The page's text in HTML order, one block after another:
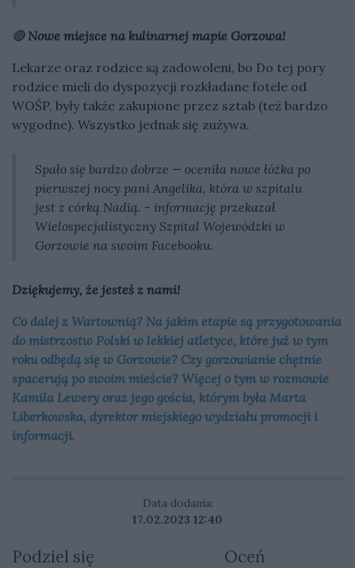
🔴 Nowe miejsce na kulinarnej mapie Gorzowa!
Lekarze oraz rodzice są zadowoleni, bo Do tej pory
rodzice mieli do dyspozycji rozkładane fotele od
WOŚP, były także zakupione przez sztab (też bardzo
wygodne). Wszystko jednak się zużywa.
Spało się bardzo dobrze — oceniła nowe łóżka po
pierwszej nocy pani Angelika, która w szpitalu
jest z córką Nadią. - informację przekazał
Wielospecjalistyczny Szpital Wojewódzki w
Gorzowie na swoim Facebooku.
Dziękujemy, że jesteś z nami!
Co dalej z Wartownią? Na jakim etapie są przygotowania
do mistrzostw Polski w lekkiej atletyce, które już w tym
roku odbędą się w Gorzowie? Czy gorzowianie chętnie
spacerują po swoim mieście? Więcej o tym w rozmowie
Kamila Lewery oraz jego gościa, którym była Marta
Liberkowska, dyrektor miejskiego wydziału promocji i
informacji.
Data dodania:
17.02.2023 12:40
Podziel się Oceń